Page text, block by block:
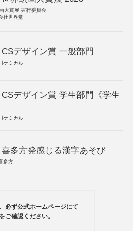
大賞展 実行委員会
社世界堂
デザイン賞 一般部門
ケミカル
デザイン賞 学生部門《学生
ケミカル
多方発感じる漢字あそび
多方
必ず公式ホームページにて
ご確認ください。